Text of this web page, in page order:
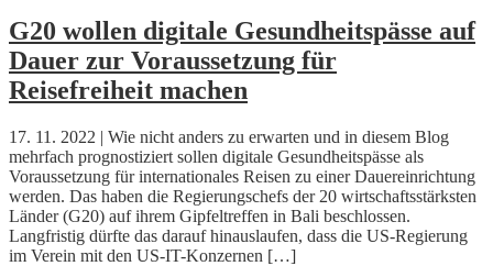
G20 wollen digitale Gesundheitspässe auf
Dauer zur Voraussetzung für
Reisefreiheit machen
17. 11. 2022 | Wie nicht anders zu erwarten und in diesem Blog
mehrfach prognostiziert sollen digitale Gesundheitspässe als
Voraussetzung für internationales Reisen zu einer Dauereinrichtung
werden. Das haben die Regierungschefs der 20 wirtschaftsstärksten
Länder (G20) auf ihrem Gipfeltreffen in Bali beschlossen.
Langfristig dürfte das darauf hinauslaufen, dass die US-Regierung
im Verein mit den US-IT-Konzernen […]